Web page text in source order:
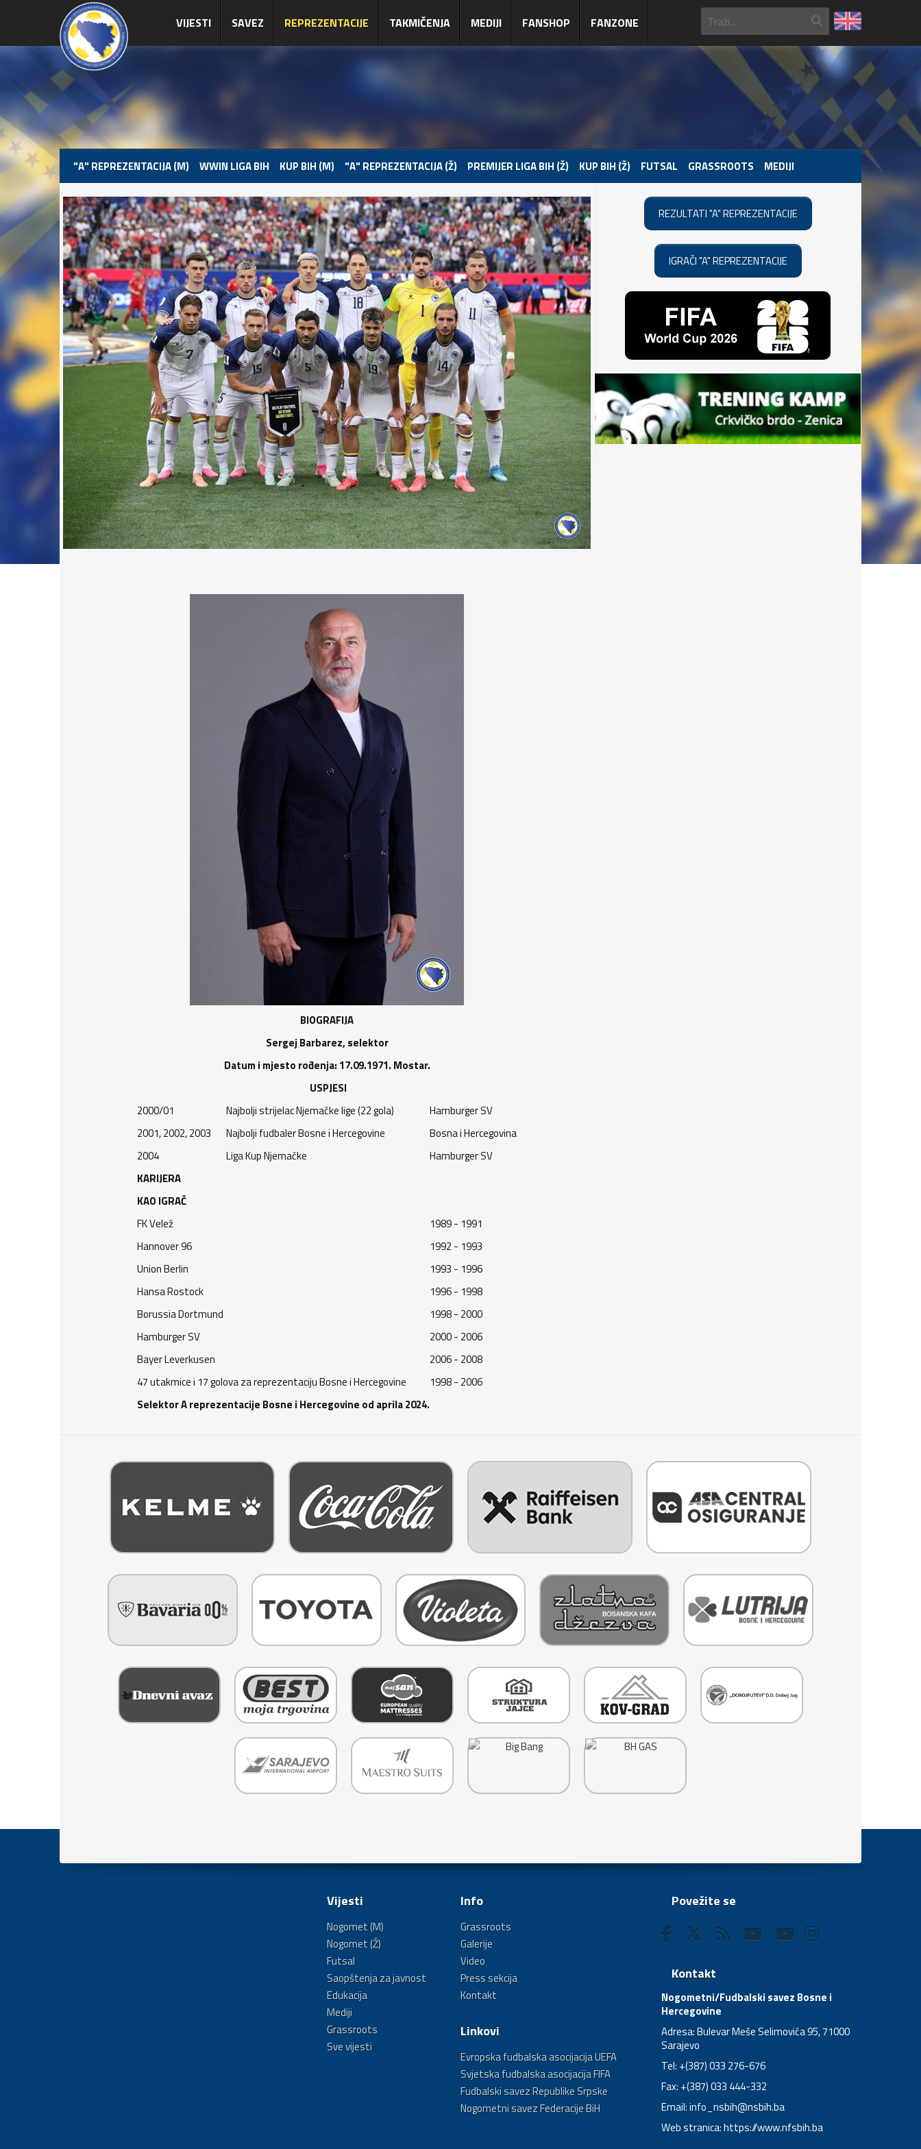
VIJESTI SAVEZ REPREZENTACIJE TAKMIČENJA MEDIJI FANSHOP FANZONE
"A" REPREZENTACIJA (M) WWIN LIGA BIH KUP BIH (M) "A" REPREZENTACIJA (Ž) PREMIJER LIGA BIH (Ž) KUP BIH (Ž) FUTSAL GRASSROOTS MEDIJI
BIOGRAFIJA
Sergej Barbarez, selektor
Datum i mjesto rođenja: 17.09.1971. Mostar.
USPJESI
2000/01
Najbolji strijelac Njemačke lige (22 gola)
Hamburger SV
2001, 2002, 2003
Najbolji fudbaler Bosne i Hercegovine
Bosna i Hercegovina
2004
Liga Kup Njemačke
Hamburger SV
KARIJERA
KAO IGRAČ
FK Velež
1989 - 1991
Hannover 96
1992 - 1993
Union Berlin
1993 - 1996
Hansa Rostock
1996 - 1998
Borussia Dortmund
1998 - 2000
Hamburger SV
2000 - 2006
Bayer Leverkusen
2006 - 2008
47 utakmice i 17 golova za reprezentaciju Bosne i Hercegovine
1998 - 2006
Selektor A reprezentacije Bosne i Hercegovine od aprila 2024.
REZULTATI "A" REPREZENTACIJE
IGRAČI "A" REPREZENTACIJE
Vijesti
Nogomet (M)
Nogomet (Ž)
Futsal
Saopštenja za javnost
Edukacija
Mediji
Grassroots
Sve vijesti
Info
Grassroots
Galerije
Video
Press sekcija
Kontakt
Linkovi
Evropska fudbalska asocijacija UEFA
Svjetska fudbalska asocijacija FIFA
Fudbalski savez Republike Srpske
Nogometni savez Federacije BiH
Povežite se
Kontakt
Nogometni/Fudbalski savez Bosne i
Hercegovine
Adresa: Bulevar Meše Selimovića 95, 71000
Sarajevo
Tel: +(387) 033 276-676
Fax: +(387) 033 444-332
Email:info_nsbih@nsbih.ba
Web stranica: https://www.nfsbih.ba